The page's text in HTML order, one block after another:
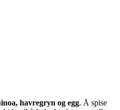
havregryn og egg. Å spise